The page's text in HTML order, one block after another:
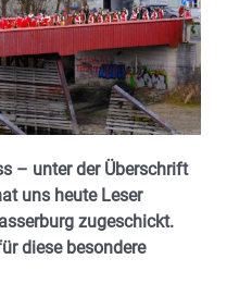
– unter der Überschrift
uns heute Leser
zugeschickt.
diese besondere